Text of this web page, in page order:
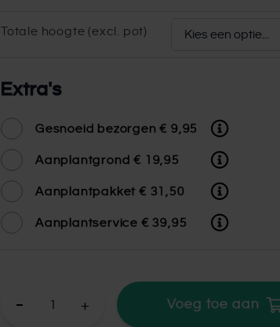
Totale hoogte (excl. pot)
Extra's
Gesnoeid bezorgen € 9,95
Aanplantgrond € 19,95
Aanplantpakket € 31,50
Aanplantservice € 39,95
+ Voeg toe aan